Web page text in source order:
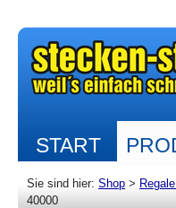
START
Sie sind hier: Shop >
40000